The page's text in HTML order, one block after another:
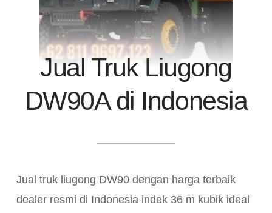
Jual Truk Liugong
DW90A di Indonesia
Jual truk liugong DW90 dengan harga terbaik
dealer resmi di Indonesia indek 36 m kubik ideal